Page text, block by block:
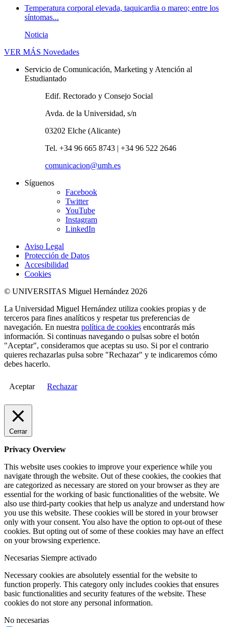
Temperatura corporal elevada, taquicardia o mareo; entre los
síntomas...
Noticia
VER MÁS Novedades
Servicio de Comunicación, Marketing y Atención al
Estudiantado
Edif. Rectorado y Consejo Social
Avda. de la Universidad, s/n
03202 Elche (Alicante)
Tel. +34 96 665 8743 | +34 96 522 2646
comunicacion@umh.es
Síguenos
Facebook
Twitter
YouTube
Instagram
LinkedIn
Aviso Legal
Protección de Datos
Accesibilidad
Cookies
© UNIVERSITAS Miguel Hernández 2026
La Universidad Miguel Hernández utiliza cookies propias y de
terceros para fines analíticos y respetar tus preferencias de
navegación. En nuestra política de cookies encontrarás más
información. Si continuas navegando o pulsas sobre el botón
"Aceptar", consideramos que aceptas su uso. Si por el contrario
quieres rechazarlas pulsa sobre "Rechazar" y te indicaremos cómo
debes hacerlo.
Aceptar Rechazar
Cerrar
Privacy Overview
This website uses cookies to improve your experience while you
navigate through the website. Out of these cookies, the cookies that
are categorized as necessary are stored on your browser as they are
essential for the working of basic functionalities of the website. We
also use third-party cookies that help us analyze and understand how
you use this website. These cookies will be stored in your browser
only with your consent. You also have the option to opt-out of these
cookies. But opting out of some of these cookies may have an effect
on your browsing experience.
Necesarias Siempre activado
Necessary cookies are absolutely essential for the website to
function properly. This category only includes cookies that ensures
basic functionalities and security features of the website. These
cookies do not store any personal information.
No necesarias